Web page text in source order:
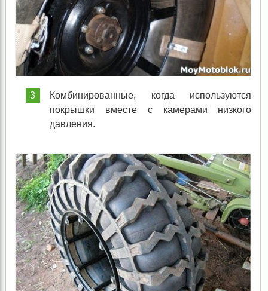
Комбинированные, когда используются
покрышки вместе с камерами низкого
давления.